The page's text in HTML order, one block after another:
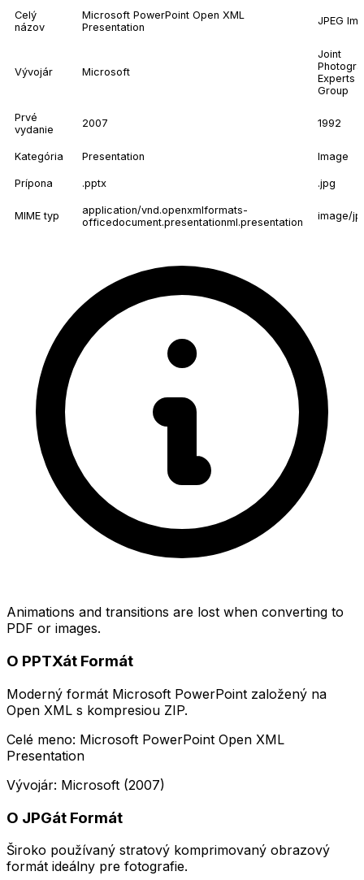
Celý
názov
Microsoft PowerPoint Open XML
Presentation
JPEG
Vývojár Microsoft
Joint
Experts
Group
Prvé
vydanie
2007 1992
Kategória Presentation Image
Prípona .pptx .jpg
MIME typ
application/vnd.openxmlformats-
officedocument.presentationml.presentation
image/
Animations and transitions are lost when converting to
PDF or images.
O PPTXát Formát
Moderný formát Microsoft PowerPoint založený na
Open XML s kompresiou ZIP.
Celé meno: Microsoft PowerPoint Open XML
Presentation
Vývojár: Microsoft (2007)
O JPGát Formát
Široko používaný stratový komprimovaný obrazový
formát ideálny pre fotografie.